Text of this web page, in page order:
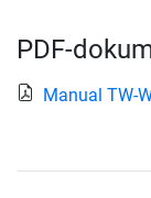
PDF-
Manual TW-